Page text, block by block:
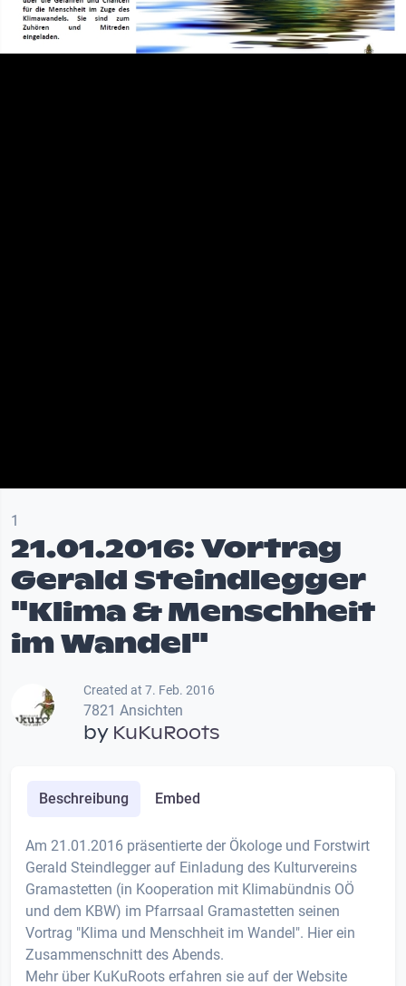
1
21.01.2016: Vortrag
Gerald Steindlegger
"Klima & Menschheit
im Wandel"
Created at 7. Feb. 2016
7821 Ansichten
by KuKuRoots
Beschreibung Embed
Am 21.01.2016 präsentierte der Ökologe und Forstwirt
Gerald Steindlegger auf Einladung des Kulturvereins
Gramastetten (in Kooperation mit Klimabündnis OÖ
und dem KBW) im Pfarrsaal Gramastetten seinen
Vortrag "Klima und Menschheit im Wandel". Hier ein
Zusammenschnitt des Abends.
Mehr über KuKuRoots erfahren sie auf der Website